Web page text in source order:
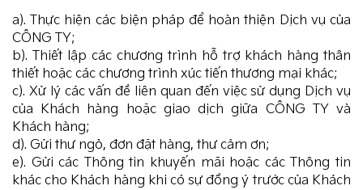
a). Thực hiện các biện pháp để hoàn thiện Dịch vụ của
CÔNG TY;
b). Thiết lập các chương trình hỗ trợ khách hàng thân
thiết hoặc các chương trình xúc tiến thương mại khác;
c). Xử lý các vấn đề liên quan đến việc sử dụng Dịch vụ
của Khách hàng hoặc giao dịch giữa CÔNG TY và
Khách hàng;
d). Gửi thư ngỏ, đơn đặt hàng, thư cảm ơn;
e). Gửi các Thông tin khuyến mãi hoặc các Thông tin
khác cho Khách hàng khi có sự đồng ý trước của Khách